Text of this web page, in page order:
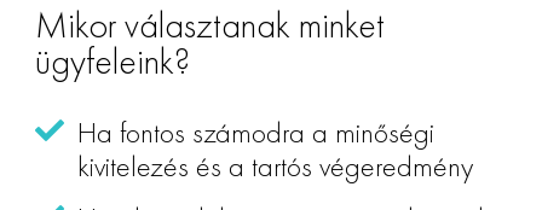
Mikor választanak minket
ügyfeleink?
Ha fontos számodra a minőségi
kivitelezés és a tartós végeredmény